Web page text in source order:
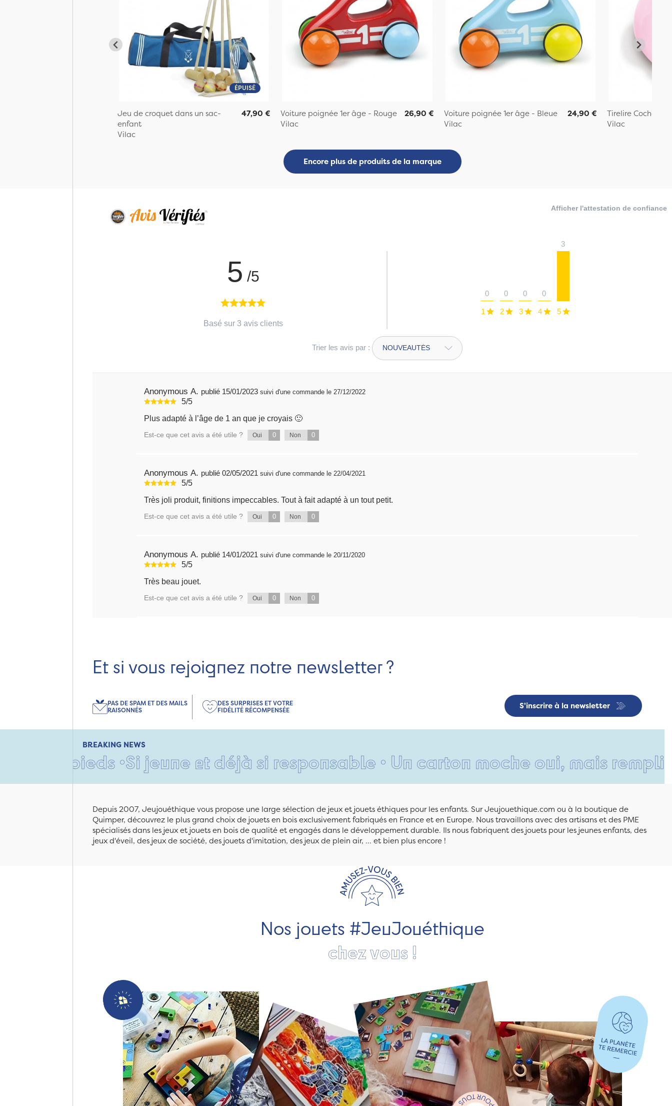
ÉPUISÉ
Jeu de croquet dans un sac-
enfant
Vilac
47,90 €
Voiture poignée 1er âge - Rouge
Vilac
26,90 €
Voiture poignée 1er âge - Bleue
Vilac
24,90 €
Tirelire Cochon
Vilac
Encore plus de produits de la marque
Afficher l'attestation de confiance
5 /5
Basé sur 3 avis clients
1
0
2
0
3
0
4
0
5
3
Trier les avis par :
Anonymous A. publié 15/01/2023suivi d'une commande le 27/12/2022
5/5
Plus adapté à l’âge de 1 an que je croyais 🙂
Est-ce que cet avis a été utile ? Oui 0 Non 0
Anonymous A. publié 02/05/2021suivi d'une commande le 22/04/2021
5/5
Très joli produit, finitions impeccables. Tout à fait adapté à un tout petit.
Est-ce que cet avis a été utile ? Oui 0 Non 0
Anonymous A. publié 14/01/2021suivi d'une commande le 20/11/2020
5/5
Très beau jouet.
Est-ce que cet avis a été utile ? Oui 0 Non 0
Et si vous rejoignez notre newsletter ?
S'inscrire à la newsletter
PAS DE SPAM ET DES MAILS
RAISONNÉS
DES SURPRISES ET VOTRE
FIDÉLITÉ RÉCOMPENSÉE
BREAKING NEWS
Si jeune et déjà si responsable • Un carton moche oui, mais rempli
Depuis 2007, Jeujouéthique vous propose une large sélection de jeux et jouets éthiques pour les enfants. Sur Jeujouethique.com ou à la boutique de
Quimper, découvrez le plus grand choix de jouets en bois exclusivement fabriqués en France et en Europe. Nous travaillons avec des artisans et des PME
spécialisés dans les jeux et jouets en bois de qualité et engagés dans le développement durable. Ils nous fabriquent des jouets pour les jeunes enfants, des
jeux d'éveil, des jeux de société, des jouets d'imitation, des jeux de plein air, ... et bien plus encore !
Nos jouets #JeuJouéthique
chez vous !